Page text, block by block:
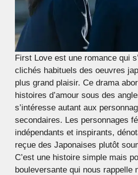
First Love est une romance qui
clichés habituels des oeuvres
plus grand plaisir. Ce drama
histoires d’amour sous des
s’intéresse autant aux
secondaires. Les personnages
indépendants et inspirants,
reçue des Japonaises plutôt
C’est une histoire simple mais
bouleversante qui nous rappelle